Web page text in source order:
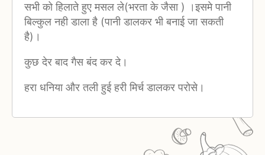
सभी को हिलाते हुए मसल ले(भरता के जैसा ) ।इसमे पानी
बिल्कुल नही डाला है (पानी डालकर भी बनाई जा सकती
है)।
कुछ देर बाद गैस बंद कर दे।
हरा धनिया और तली हुई हरी मिर्च डालकर परोसे।